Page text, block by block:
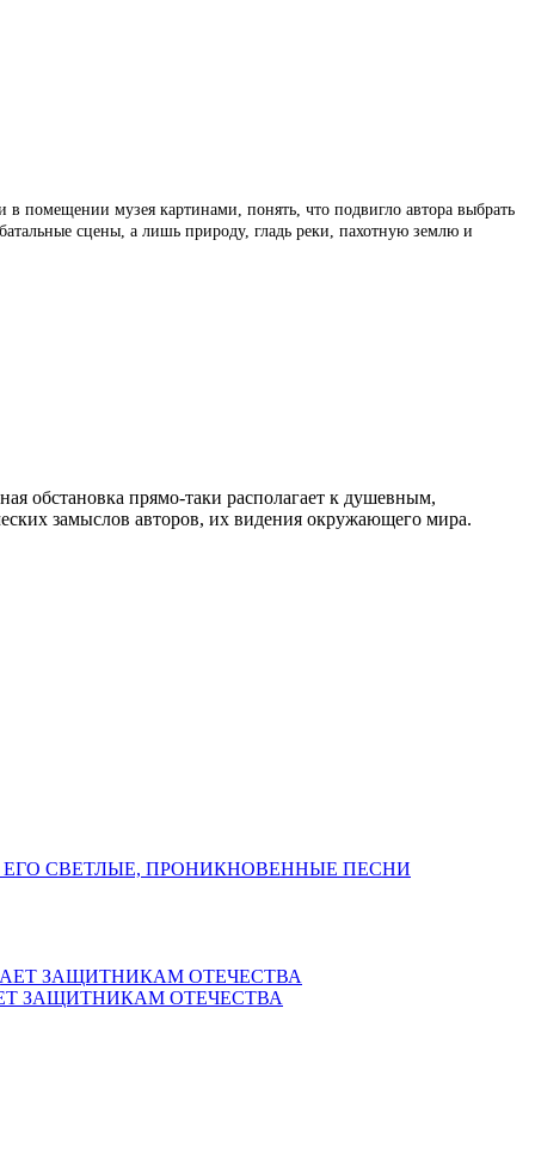
в помещении музея картинами, понять, что подвигло автора выбрать
сцены, а лишь природу, гладь реки, пахотную землю и
обстановка прямо-таки располагает к душевным,
замыслов авторов, их видения окружающего мира.
СВЕТЛЫЕ, ПРОНИКНОВЕННЫЕ ПЕСНИ
ЗАЩИТНИКАМ ОТЕЧЕСТВА